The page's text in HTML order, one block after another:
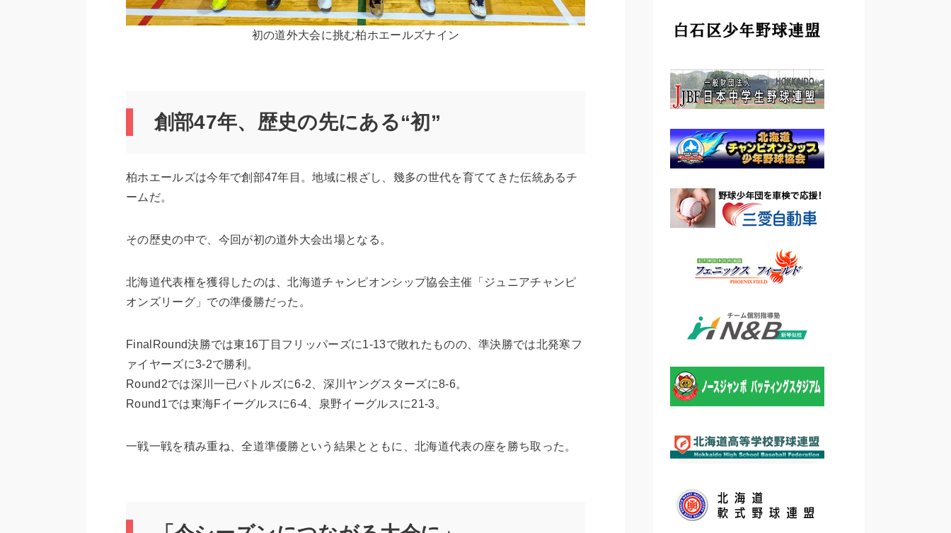
初の道外大会に挑む柏ホエールズナイン
創部47年、歴史の先にある“初”
柏ホエールズは今年で創部47年目。地域に根ざし、幾多の世代を育ててきた伝統あるチ
ームだ。
その歴史の中で、今回が初の道外大会出場となる。
北海道代表権を獲得したのは、北海道チャンピオンシップ協会主催「ジュニアチャンピ
オンズリーグ」での準優勝だった。
FinalRound決勝では東16丁目フリッパーズに1-13で敗れたものの、準決勝では北発寒フ
ァイヤーズに3-2で勝利。
Round2では深川一已バトルズに6-2、深川ヤングスターズに8-6。
Round1では東海Fイーグルスに6-4、泉野イーグルスに21-3。
一戦一戦を積み重ね、全道準優勝という結果とともに、北海道代表の座を勝ち取った。